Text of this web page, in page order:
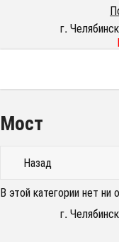
г.
Мост
Назад
В этой категории нет ни
г.